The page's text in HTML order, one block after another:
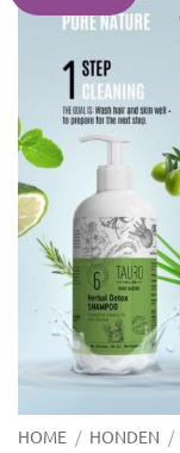
HOME / HONDEN /